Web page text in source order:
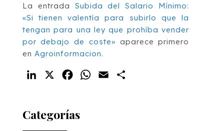
La entrada Subida del Salario Mínimo:
«Si tienen valentía para subirlo que la
tengan para una ley que prohíba vender
por debajo de coste» aparece primero
en Agroinformacion.
LinkedIn FacebookWhatsApp
Email
Categorías